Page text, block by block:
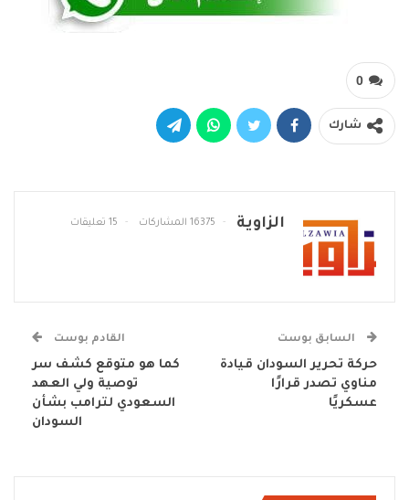
0
شارك
الزاوية 16375 المشاركات 15 تعليقات
السابق بوست
حركة تحرير السودان قيادة
مناوي تصدر قرارًا
عسكريًا
القادم بوست
كما هو متوقع كشف سر
توصية ولي العهد
السعودي لترامب بشأن
السودان